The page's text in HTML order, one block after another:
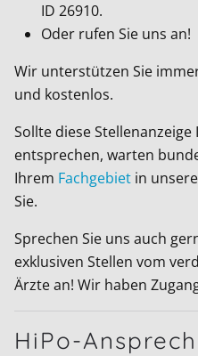
ID 26910.
Oder rufen Sie uns an!
Wir unterstützen Sie
und kostenlos.
Sollte diese
entsprechen, warten
Ihrem Fachgebiet in
Sie.
Sprechen Sie uns auch
exklusiven Stellen vom
Ärzte an! Wir haben
HiPo-